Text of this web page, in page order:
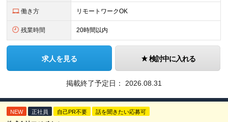
働き方 リモートワークOK
残業時間 20時間以内
求人を見る 検討中に入れる
掲載終了予定日： 2026.08.31
NEW 正社員 自己PR不要 話を聞きたい応募可